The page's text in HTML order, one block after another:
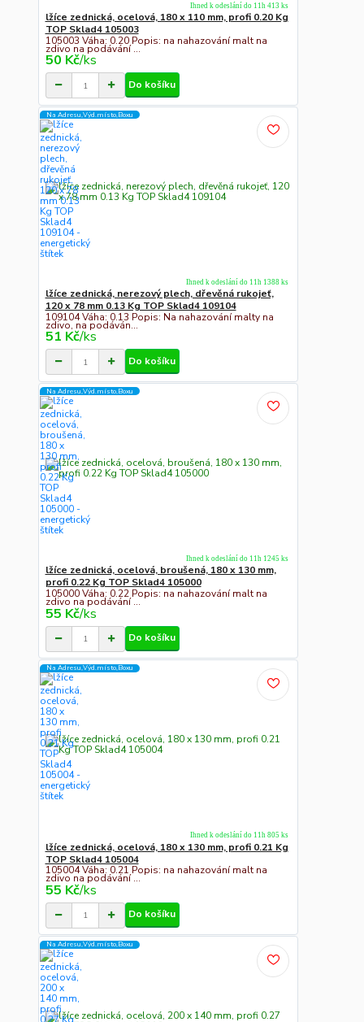
lžíce zednická, ocelová, 180 x 110 mm, profi 0.20 Kg
TOP Sklad4 105003
105003 Váha: 0.20 Popis: na nahazování malt na
zdivo na podávání ...
50 Kč/ks
Ihned k odeslání do 11h 413 ks
Do košíku
Na Adresu,Výd.místo,Boxu
lžíce zednická, nerezový plech, dřevěná rukojeť,
120 x 78 mm 0.13 Kg TOP Sklad4 109104
109104 Váha: 0.13 Popis: Na nahazování malty na
zdivo, na podáván...
51 Kč/ks
Ihned k odeslání do 11h 1388 ks
Do košíku
Na Adresu,Výd.místo,Boxu
lžíce zednická, ocelová, broušená, 180 x 130 mm,
profi 0.22 Kg TOP Sklad4 105000
105000 Váha: 0.22 Popis: na nahazování malt na
zdivo na podávání ...
55 Kč/ks
Ihned k odeslání do 11h 1245 ks
Do košíku
Na Adresu,Výd.místo,Boxu
lžíce zednická, ocelová, 180 x 130 mm, profi 0.21 Kg
TOP Sklad4 105004
105004 Váha: 0.21 Popis: na nahazování malt na
zdivo na podávání ...
55 Kč/ks
Ihned k odeslání do 11h 805 ks
Do košíku
Na Adresu,Výd.místo,Boxu